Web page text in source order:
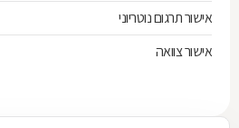
אישור תרגום נוטריוני
אישור צוואה